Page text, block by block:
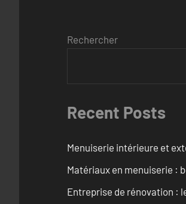
Rechercher
Recent Posts
Menuiserie intérieure et
Matériaux en menuiserie :
Entreprise de rénovation :